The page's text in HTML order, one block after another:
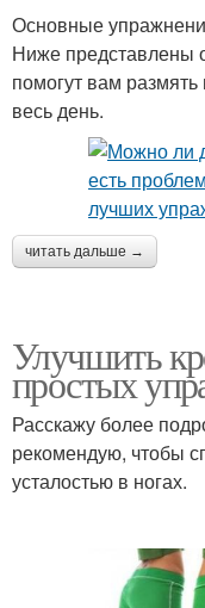
Основные
Ниже представлены
помогут вам
весь день.
читать дальше →
Улучшить
простых
Расскажу более
рекомендую, чтобы
усталостью в ногах.